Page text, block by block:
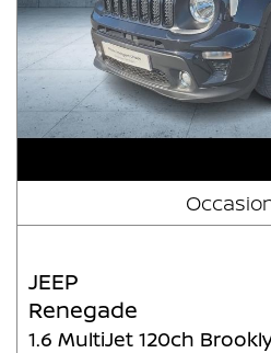
JEEP
Renegade
1.6 MultiJet 120ch